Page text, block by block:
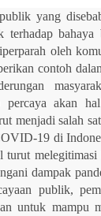
yang
terhadap bahaya
oleh
contoh
akan
menjadi salah
19 di
turut
dampak
publik,
untuk mampu